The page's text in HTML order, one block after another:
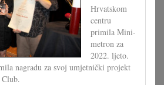
Hrvatskom
centru
primila Mini-
metron za
2022. ljeto.
nagradu za svoj umjetnički projekt